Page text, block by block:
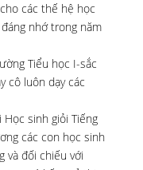
các thế hệ học
nhớ trong năm
Tiểu học I-sắc
cô luôn dạy các
sinh giỏi Tiếng
các con học sinh
và đối chiếu với